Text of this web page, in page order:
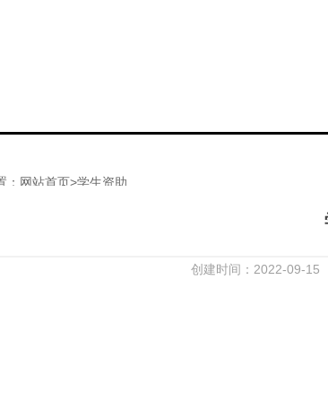
创建时间：2022-09-15
： 网站首页>学生资助